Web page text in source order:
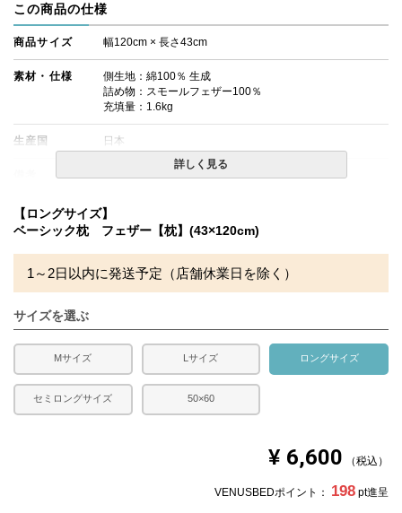
この商品の仕様
商品サイズ 幅120cm × 長さ43cm
素材・仕様
側生地：綿100％ 生成
詰め物：スモールフェザー100％
充填量：1.6kg
生産国 日本
発生する場合がございます。また発送予定も変更になる場
合があります。
※ロットにより生地の色味が白系の生地に変わる場合がご
詳しく見る
【ロングサイズ】
ベーシック枕 フェザー【枕】(43×120cm)
1～2日以内に発送予定（店舗休業日を除く）
サイズを選ぶ
Mサイズ Lサイズ ロングサイズ
セミロングサイズ 50×60
¥ 6,600 税込
VENUSBEDポイント： 198 pt進呈